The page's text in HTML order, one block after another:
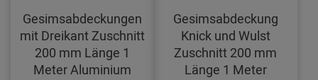
Gesimsabdeckungen
mit Dreikant Zuschnitt
200 mm Länge 1
Meter Aluminium
Gesimsabdeckung
Knick und Wulst
Zuschnitt 200 mm
Länge 1 Meter